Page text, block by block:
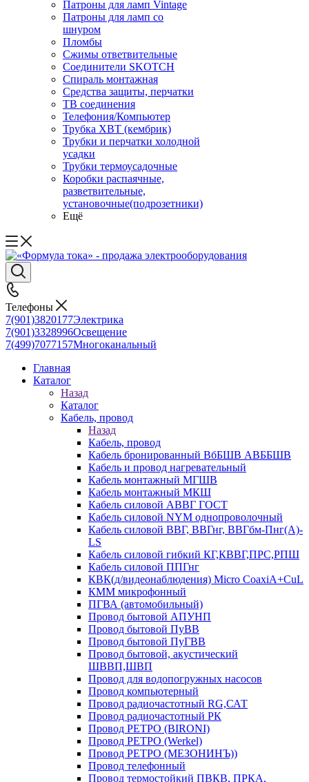
Патроны для ламп Vintage
Патроны для ламп со
шнуром
Пломбы
Сжимы ответвительные
Соединители SKOTCH
Спираль монтажная
Средства защиты, перчатки
ТВ соединения
Телефония/Компьютер
Трубка ХВТ (кембрик)
Трубки и перчатки холодной
усадки
Трубки термоусадочные
Коробки распаячные,
разветвительные,
установочные(подрозетники)
Ещё
Телефоны
7(901)3820177Электрика
7(901)3328996Освещение
7(499)7077157Многоканальный
Главная
Каталог
Назад
Каталог
Кабель, провод
Назад
Кабель, провод
Кабель бронированный ВбБШВ АВББШВ
Кабель и провод нагревательный
Кабель монтажный МГШВ
Кабель монтажный МКШ
Кабель силовой АВВГ ГОСТ
Кабель силовой NYM однопроволочный
Кабель силовой ВВГ, ВВГнг, ВВГбм-Пнг(А)-
LS
Кабель силовой гибкий КГ,КВВГ,ПРС,РПШ
Кабель силовой ППГнг
КВК(д/видеонаблюдения) Micro CoaxiA+CuL
КММ микрофонный
ПГВА (автомобильный)
Провод бытовой АПУНП
Провод бытовой ПуВВ
Провод бытовой ПуГВВ
Провод бытовой, акустический
ШВВП,ШВП
Провод для водопогружных насосов
Провод компьютерный
Провод радиочастотный RG,САТ
Провод радиочастотный РК
Провод РЕТРО (BIRONI)
Провод РЕТРО (Werkel)
Провод РЕТРО (МЕЗОНИНЪ))
Провод телефонный
Провод термостойкий ПВКВ, ПРКА,